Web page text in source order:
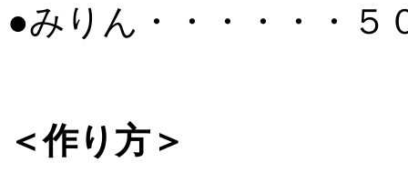
●みりん・・・・・・５
＜作り方＞